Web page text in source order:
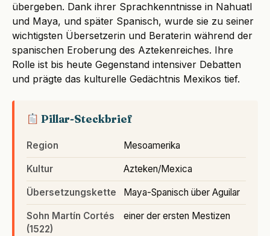
übergeben. Dank ihrer Sprachkenntnisse in Nahuatl
und Maya, und später Spanisch, wurde sie zu seiner
wichtigsten Übersetzerin und Beraterin während der
spanischen Eroberung des Aztekenreiches. Ihre
Rolle ist bis heute Gegenstand intensiver Debatten
und prägte das kulturelle Gedächtnis Mexikos tief.
Pillar-Steckbrief
Region Mesoamerika
Kultur Azteken/Mexica
Übersetzungskette Maya-Spanisch über Aguilar
Sohn Martín Cortés
(1522)
einer der ersten Mestizen